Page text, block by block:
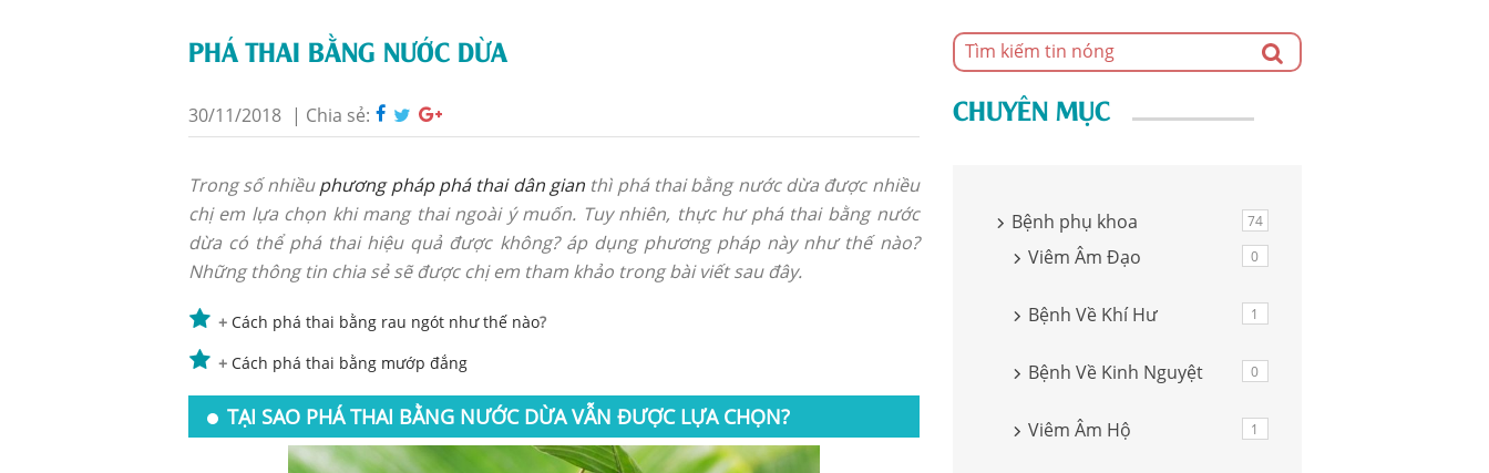
PHÁ THAI BẰNG NƯỚC DỪA
30/11/2018 | Chia sẻ:
Trong số nhiềuphương pháp phá thai dân gian thì phá thai bằng nước dừa được nhiều
chị em lựa chọn khi mang thai ngoài ý muốn. Tuy nhiên, thực hư phá thai bằng nước
dừa có thể phá thai hiệu quả được không? áp dụng phương pháp này như thế nào?
Những thông tin chia sẻ sẽ được chị em tham khảo trong bài viết sau đây.
+ Cách phá thai bằng rau ngót như thế nào?
+ Cách phá thai bằng mướp đắng
TẠI SAO PHÁ THAI BẰNG NƯỚC DỪA VẪN ĐƯỢC LỰA CHỌN?
CHUYÊN MỤC
Bệnh phụ khoa 74
Viêm Âm Đạo 0
Bệnh Về Khí Hư 1
Bệnh Về Kinh Nguyệt 0
Viêm Âm Hộ 1